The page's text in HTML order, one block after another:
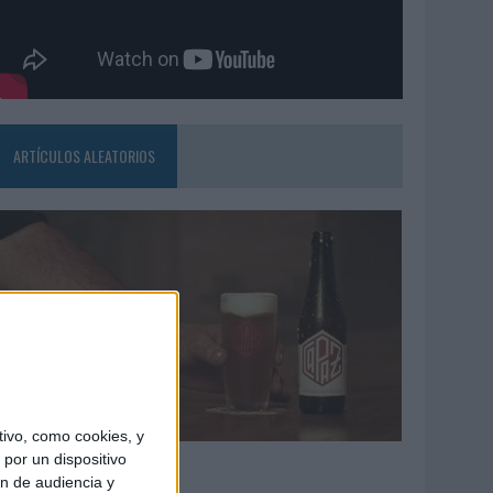
como cookies, y
un dispositivo
de audiencia y
ARTÍCULOS ALEATORIOS
08/2026